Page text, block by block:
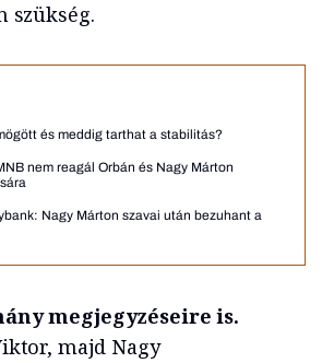
szükség.
és meddig tarthat a stabilitás?
nem reagál Orbán és Nagy Márton
Nagy Márton szavai után bezuhant a
megjegyzéseire is.
majd Nagy